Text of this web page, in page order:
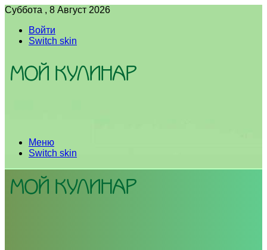
Суббота , 8 Август 2026
Войти
Switch skin
Меню
Switch skin